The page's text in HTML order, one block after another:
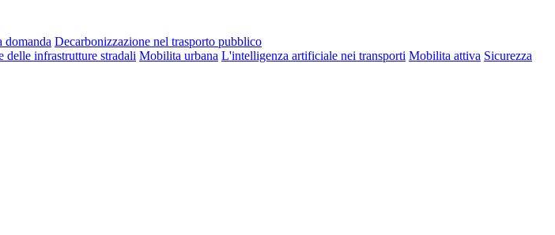
domanda Decarbonizzazione nel trasporto pubblico
delle infrastrutture stradali Mobilita urbana L'intelligenza artificiale nei transporti Mobilita attiva Sicurezza